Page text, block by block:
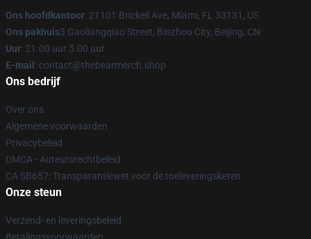
Ons hoofdkantoor: 21101 Brickell Ave, Miami, FL 33131, US
Ons pakhuis3 Gaoliangqiao Street, Binzhou City, Beijing, CN
Uur: 21.00 uur 5.00 uur
E-mail : contact@thebearmerch.shop
Ons bedrijf
Over ons
Algemene voorwaarden
Privacybeleid
DMCA - Auteursrechtbeleid
CA SB657: Transparantiewet voor de toeleveringsketen
Onze steun
Verzend- en leveringsbeleid